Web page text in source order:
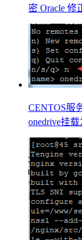
密 Oracle 修
CENTOS服
onedrive挂